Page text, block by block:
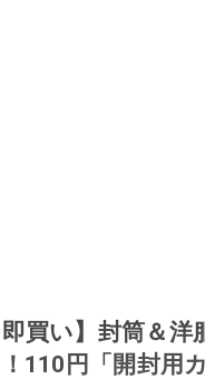
即買い】封筒＆洋
110円「開封用